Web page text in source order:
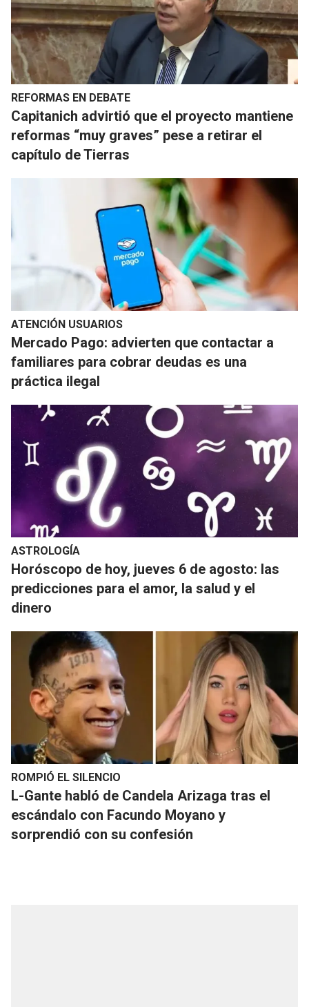
REFORMAS EN DEBATE
Capitanich advirtió que el proyecto mantiene
reformas “muy graves” pese a retirar el
capítulo de Tierras
ATENCIÓN USUARIOS
Mercado Pago: advierten que contactar a
familiares para cobrar deudas es una
práctica ilegal
ASTROLOGÍA
Horóscopo de hoy, jueves 6 de agosto: las
predicciones para el amor, la salud y el
dinero
ROMPIÓ EL SILENCIO
L-Gante habló de Candela Arizaga tras el
escándalo con Facundo Moyano y
sorprendió con su confesión